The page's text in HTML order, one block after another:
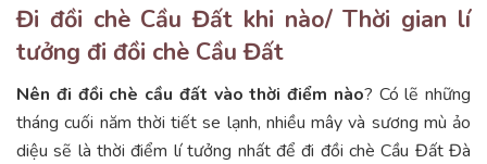
Đi đồi chè Cầu Đất khi nào/ Thời gian lí
tưởng đi đồi chè Cầu Đất
Nên đi đồi chè cầu đất vào thời điểm nào? Có lẽ những
tháng cuối năm thời tiết se lạnh, nhiều mây và sương mù ảo
diệu sẽ là thời điểm lí tưởng nhất để đi đồi chè Cầu Đất Đà